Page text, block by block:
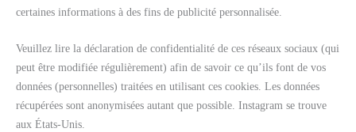
certaines informations à des fins de publicité personnalisée.
Veuillez lire la déclaration de confidentialité de ces réseaux sociaux (qui
peut être modifiée régulièrement) afin de savoir ce qu’ils font de vos
données (personnelles) traitées en utilisant ces cookies. Les données
récupérées sont anonymisées autant que possible. Instagram se trouve
aux États-Unis.